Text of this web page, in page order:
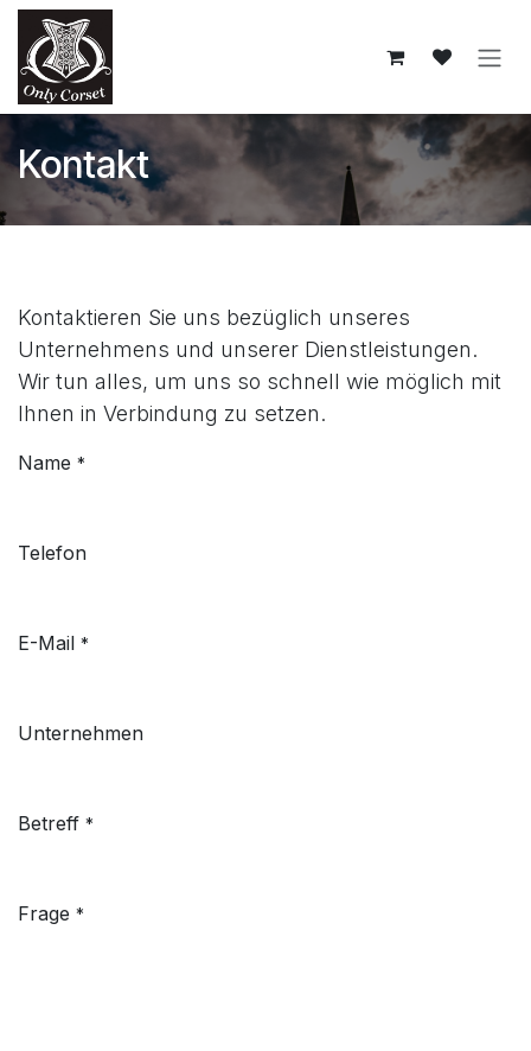
Zum Inhalt springen
Kontakt
Kontaktieren Sie uns bezüglich unseres
Unternehmens und unserer Dienstleistungen.
Wir tun alles, um uns so schnell wie möglich mit
Ihnen in Verbindung zu setzen.
Name *
Telefon
E-Mail *
Unternehmen
Betreff *
Frage *